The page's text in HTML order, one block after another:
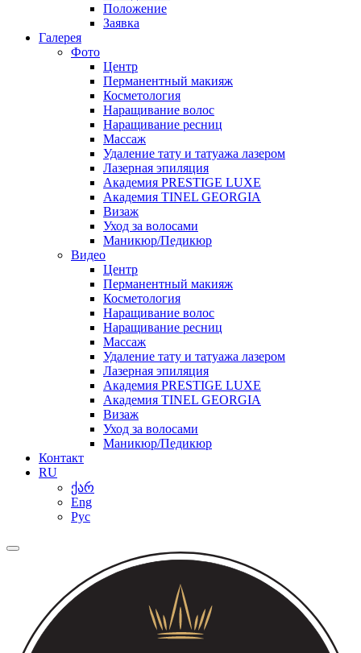
Положение
Заявка
Галерея
Фото
Центр
Перманентный макияж
Косметология
Наращивание волос
Наращивание ресниц
Массаж
Удаление тату и татуажа лазером
Лазерная эпиляция
Академия PRESTIGE LUXE
Академия TINEL GEORGIA
Визаж
Уход за волосами
Маникюр/Педикюр
Видео
Центр
Перманентный макияж
Косметология
Наращивание волос
Наращивание ресниц
Массаж
Удаление тату и татуажа лазером
Лазерная эпиляция
Академия PRESTIGE LUXE
Академия TINEL GEORGIA
Визаж
Уход за волосами
Маникюр/Педикюр
Контакт
RU
ქარ
Eng
Рус